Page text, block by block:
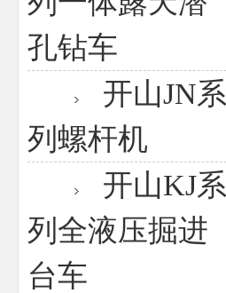
孔钻车
开山JN系
列螺杆机
开山KJ系
列全液压掘进
台车